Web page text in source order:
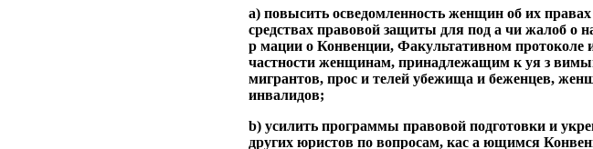
a) повысить осведомленность женщин об их
средствах правовой защиты для под а чи жалоб о
р мации о Конвенции, Факультативном
частности женщинам, принадлежащим к уя з
мигрантов, прос и телей убежища и беженцев,
инвалидов;
b) усилить программы правовой подготовки и
других юристов по вопросам, кас а ющимся